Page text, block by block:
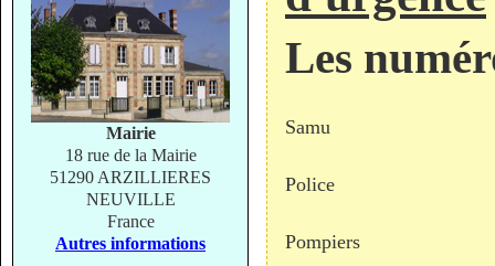
Mairie
18 rue de la Mairie
51290 ARZILLIERES
NEUVILLE
France
Autres informations
Les
Samu
Police
Pompiers